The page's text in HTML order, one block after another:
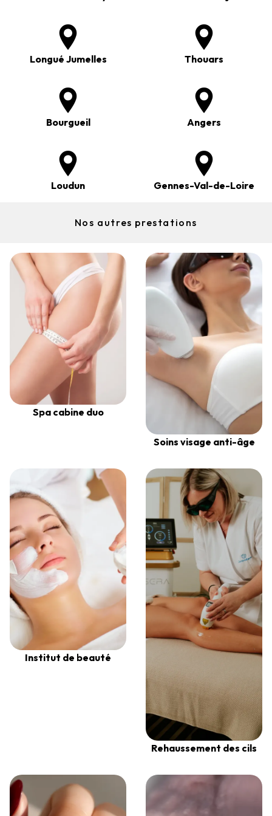
Longué Jumelles Thouars
Bourgueil Angers
Loudun Gennes-Val-de-Loire
Nos autres prestations
Spa cabine duo
Soins visage anti-âge
Institut de beauté
Rehaussement des cils